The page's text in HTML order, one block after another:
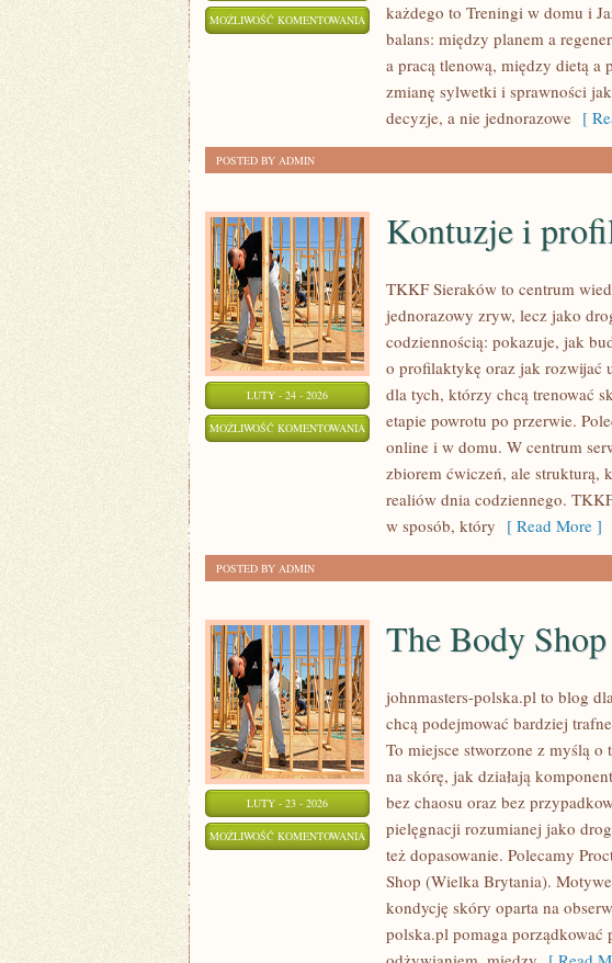
MOŻLIWOŚĆ KOMENTOWANIA SUPLEMENTY
ODŻYWKI
każdego to Treningi w domu i
balans: między planem a
a pracą tlenową, między dietą a
zmianę sylwetki i sprawności
decyzje, a nie jednorazowe [
POSTED BY ADMIN
LUTY - 24 - 2026
MOŻLIWOŚĆ KOMENTOWANIA KONTUZJE
PROFILAKTYKA
Kontuzje i
TKKF Sieraków to centrum
jednorazowy zryw, lecz jako
codziennością: pokazuje, jak
o profilaktykę oraz jak rozwijać
dla tych, którzy chcą trenować
etapie powrotu po przerwie.
online i w domu. W centrum
zbiorem ćwiczeń, ale strukturą,
realiów dnia codziennego.
w sposób, który [ Read More ]
POSTED BY ADMIN
LUTY - 23 - 2026
MOŻLIWOŚĆ KOMENTOWANIA
BODY
SHOP
(WIELKA
BRYTANIA)
The Body
johnmasters-polska.pl to blog
chcą podejmować bardziej
To miejsce stworzone z myślą
na skórę, jak działają
bez chaosu oraz bez
pielęgnacji rozumianej jako
też dopasowanie. Polecamy
Shop (Wielka Brytania).
kondycję skóry oparta na
polska.pl pomaga porządkować